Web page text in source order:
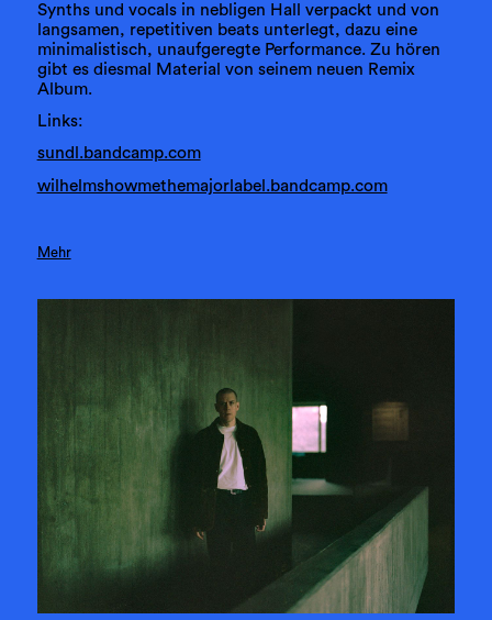
Synths und vocals in nebligen Hall verpackt und von
langsamen, repetitiven beats unterlegt, dazu eine
minimalistisch, unaufgeregte Performance. Zu hören
gibt es diesmal Material von seinem neuen Remix
Album.
Links:
sundl.bandcamp.com
wilhelmshowmethemajorlabel.bandcamp.com
Mehr